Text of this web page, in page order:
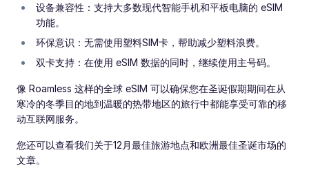
设备兼容性：支持大多数现代智能手机和平板电脑的 eSIM
功能。
环保意识：无需使用塑料SIM卡，帮助减少塑料浪费。
双卡支持：在使用 eSIM 数据的同时，继续使用主号码。
像 Roamless 这样的全球 eSIM 可以确保您在圣诞假期期间在从
寒冷的冬季目的地到温暖的热带地区的旅行中都能享受可靠的移
动互联网服务。
您还可以查看我们关于12月最佳旅游地点和欧洲最佳圣诞市场的
文章。